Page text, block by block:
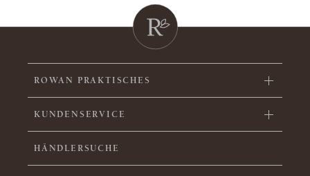
ROWAN PRAKTISCHES
KUNDENSERVICE
HÄNDLERSUCHE